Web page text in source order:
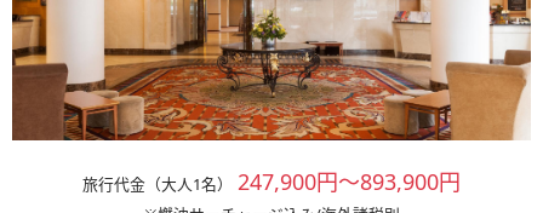
旅行代金（大人1名） 247,900円～893,900円